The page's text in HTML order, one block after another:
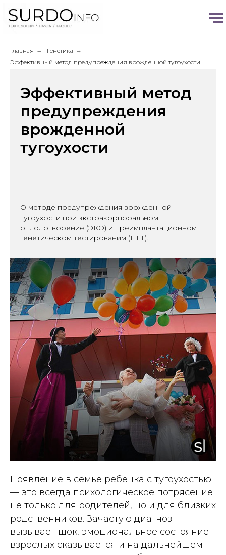
Главная → Генетика →
Эффективный метод предупреждения врожденной тугоухости
Эффективный метод
предупреждения
врожденной
тугоухости
О методе предупреждения врожденной
тугоухости при экстракорпоральном
оплодотворение (ЭКО) и преимплантационном
генетическом тестированим (ПГТ).
Появление в семье ребенка с тугоухостью
— это всегда психологическое потрясение
не только для родителей, но и для близких
родственников. Зачастую диагноз
вызывает шок, эмоциональное состояние
взрослых сказывается и на дальнейшем